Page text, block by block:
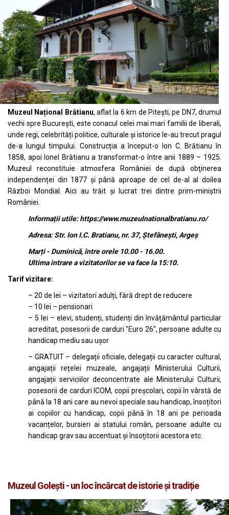
Muzeul Național Brătianu, aflat la 6 km de Pitești, pe DN7, drumul
vechi spre București, este conacul celei mai mari familii de liberali,
unde regi, celebrități politice, culturale și istorice le-au trecut pragul
de-a lungul timpului. Construcția a început-o Ion C. Brătianu în
1858, apoi Ionel Brătianu a transformat-o între anii 1889 – 1925.
Muzeul reconstituie atmosfera României de după obţinerea
independenței din 1877 şi până aproape de cel de-al al doilea
Război Mondial. Aici au trăit și lucrat trei dintre prim-miniştrii
României.
Informații utile: https://www.muzeulnationalbratianu.ro/
Adresa: Str. Ion I.C. Bratianu, nr. 37, Ștefănești, Argeș
Marți - Duminică, între orele 10.00 - 16.00.
Ultima intrare a vizitatorilor se va face la 15:10.
Tarif vizitare:
– 20 de lei – vizitatori adulți, fără drept de reducere
– 10 lei – pensionari
– 5 lei – elevi, studenți, studenți din învățământul particular
acreditat, posesorii de carduri "Euro 26", persoane adulte cu
handicap mediu sau ușor
– GRATUIT – delegații oficiale, delegații cu caracter cultural,
angajații rețelei muzeale, angajații Ministerului Culturii,
angajații serviciilor deconcentrate ale Ministerului Culturii,
posesorii de carduri ICOM, copii preșcolari, copii în vârstă de
până la 18 ani care au nevoi speciale sau handicap, însoțitori
ai copiilor cu handicap, copii până în 18 ani pe perioada
vacanțelor, bursieri ai statului român, persoane adulte cu
handicap grav sau accentuat și însoțitorii acestora etc.
Muzeul Golești - un loc încărcat de istorie și tradiție